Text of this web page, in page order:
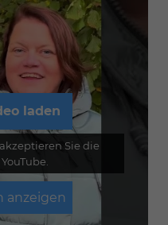
laden
Sie die
anzeigen